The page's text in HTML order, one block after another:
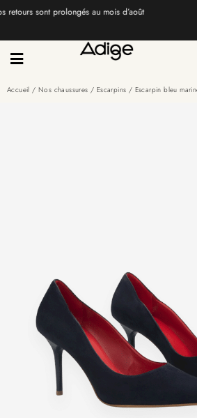
PRIX DOUX : jusqu’à -50% ☀️
Accueil /Nos chaussures / Escarpins / Escarpin bleu